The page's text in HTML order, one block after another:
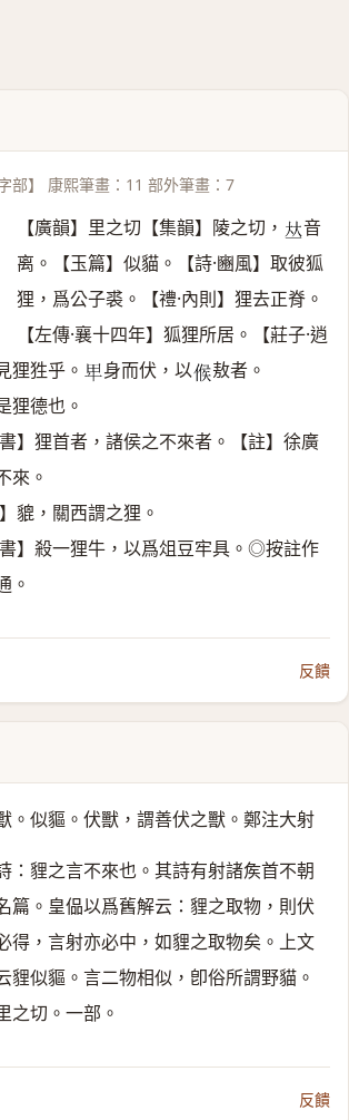
部】 康熙筆畫：11 部外筆畫：7
【廣韻】里之切【集韻】陵之切， 𠀤音
离。【玉篇】似貓。【詩·豳風】取彼狐
狸，爲公子裘。【禮·內則】狸去正脊。
【左傳·襄十四年】狐狸所居。【莊子·逍
狸狌乎。 𤰞 身而伏，以𠋫 敖者。
狸德也。
】狸首者，諸侯之不來者。【註】徐廣
來。
貔，關西謂之狸。
】殺一狸牛，以爲俎豆牢具。◎按註作
。
反饋
。似貙。 伏獸，謂善伏之獸。鄭注大射
：貍之言不來也。其詩有射諸矦首不朝
篇。皇偘以爲舊解云：貍之取物，則伏
得，言射亦必中，如貍之取物矣。上文
貍似貙。言二物相似，卽俗所謂野貓。
之切。一部。
反饋